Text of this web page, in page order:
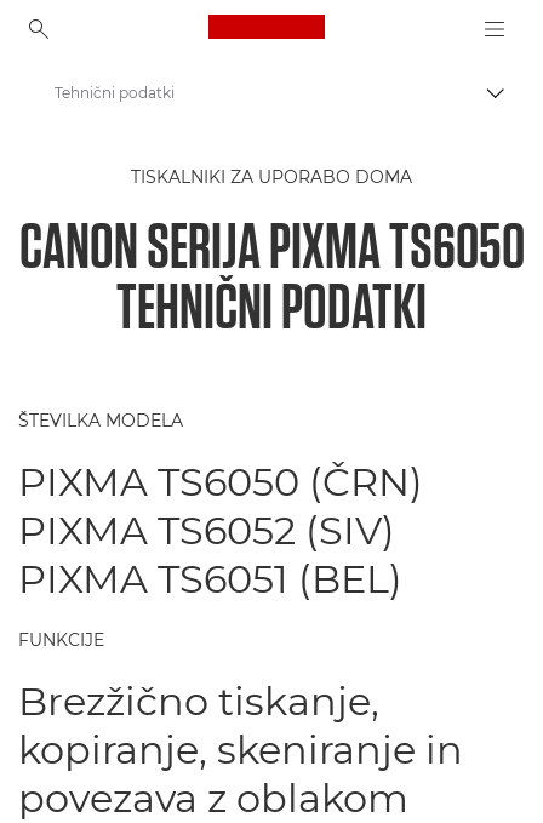
Canon Logo, back to
Tiskalniki Canon
Serija PIXMA TS6050 - Tiskalniki
Tehnični podatki
TISKALNIKI ZA UPORABO DOMA
CANON SERIJA PIXMA TS6050
TEHNIČNI PODATKI
ŠTEVILKA MODELA
PIXMA TS6050 (ČRN)
PIXMA TS6052 (SIV)
PIXMA TS6051 (BEL)
FUNKCIJE
Brezžično tiskanje,
kopiranje, skeniranje in
povezava z oblakom